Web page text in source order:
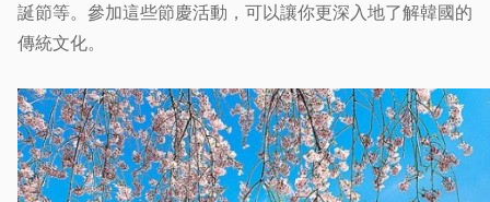
誕節等。參加這些節慶活動，可以讓你更深入地了解韓國的
傳統文化。